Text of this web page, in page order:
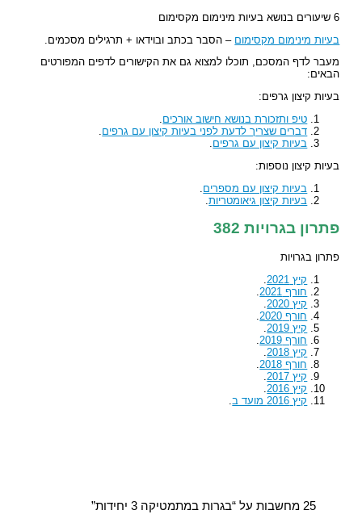
6 שיעורים בנושא בעיות מינימום מקסימום
בעיות מינימום מקסימום – הסבר בכתב ובוידאו + תרגילים מסכמים.
מעבר לדף המסכם, תוכלו למצוא גם את הקישורים לדפים המפורטים
הבאים:
בעיות קיצון גרפים:
טיפ ותזכורת בנושא חישוב אורכים
דברים שצריך לדעת לפני בעיות קיצון עם גרפים
בעיות קיצון עם גרפים
בעיות קיצון נוספות:
בעיות קיצון עם מספרים
בעיות קיצון גיאומטריות.
פתרון בגרויות 382
פתרון בגרויות
קיץ 2021
.
חורף 2021
.
קיץ 2020
.
חורף 2020
.
קיץ 2019
.
חורף 2019
.
קיץ 2018
.
חורף 2018
.
קיץ 2017
.
קיץ 2016
.
קיץ 2016 מועד ב
.
25 מחשבות על “בגרות במתמטיקה 3 יחידות”